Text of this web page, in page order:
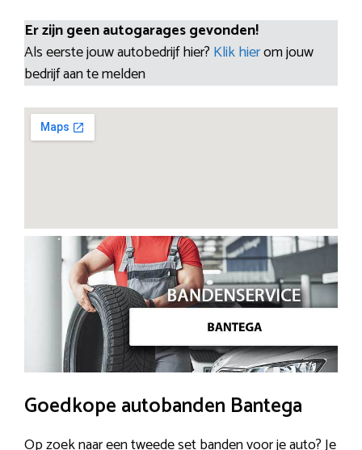
Er zijn geen autogarages gevonden!
Als eerste jouw autobedrijf hier? Klik hierom jouw
bedrijf aan te melden
Goedkope autobanden Bantega